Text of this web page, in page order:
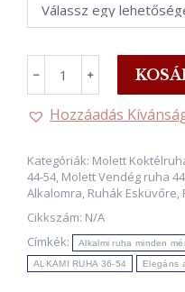
Vonalú
BURGUNDY
2
Xl
EXTRA
AKCIÓ
készleten
﹣ ﹢
Hozzáadás
Kategóriák: Molett
44-54, Molett Vendég ruha
Alkalomra, Ruhák Esküvőre,
Cikkszám: N/A
Címkék:
Alkalmi ruha minden
ALKAMI RUHA 36-54 Elegáns